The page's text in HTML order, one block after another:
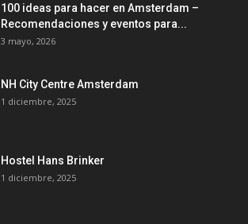
100 ideas para hacer en Amsterdam –
Recomendaciones y eventos para...
3 mayo, 2026
NH City Centre Amsterdam
1 diciembre, 2025
Hostel Hans Brinker
1 diciembre, 2025